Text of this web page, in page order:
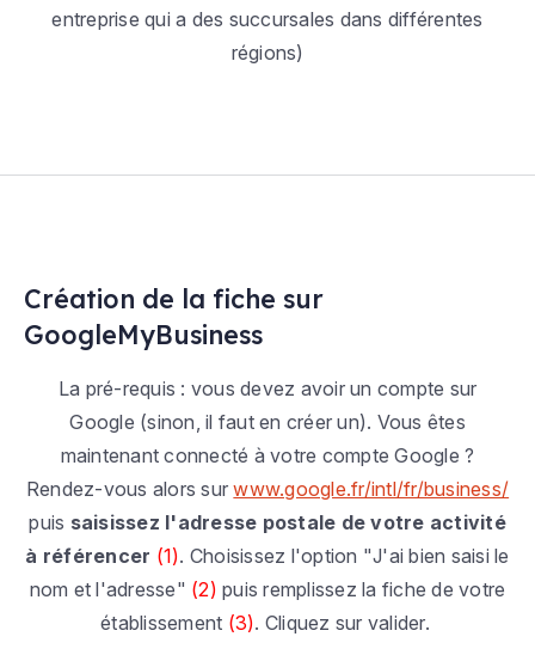
entreprise qui a des succursales dans différentes
régions)
Création de la fiche sur
GoogleMyBusiness
La pré-requis : vous devez avoir un compte sur
Google (sinon, il faut en créer un). Vous êtes
maintenant connecté à votre compte Google ?
Rendez-vous alors surwww.google.fr/intl/fr/business/
puis saisissez l'adresse postale de votre activité
à référencer (1). Choisissez l'option "J'ai bien saisi le
nom et l'adresse" (2) puis remplissez la fiche de votre
établissement (3). Cliquez sur valider.